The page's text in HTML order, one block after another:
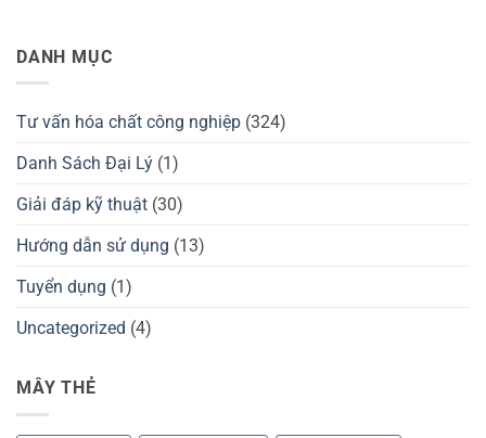
DANH MỤC
Tư vấn hóa chất công nghiệp (324)
Danh Sách Đại Lý (1)
Giải đáp kỹ thuật (30)
Hướng dẫn sử dụng (13)
Tuyển dụng (1)
Uncategorized (4)
MÂY THẺ